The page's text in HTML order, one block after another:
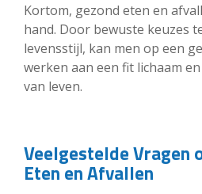
Kortom, gezond eten en
hand. Door bewuste keuzes
levensstijl, kan men op een
werken aan een fit lichaam
van leven.
Veelgestelde Vragen
Eten en Afvallen